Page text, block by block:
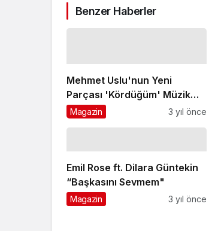
Benzer Haberler
Mehmet Uslu'nun Yeni
Parçası 'Kördüğüm' Müzik
Listelerini Sallamaya Geliyor
Magazin 3 yıl önce
Emil Rose ft. Dilara Güntekin
“Başkasını Sevmem"
Magazin 3 yıl önce